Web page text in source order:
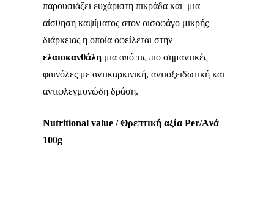
παρουσιάζει ευχάριστη πικράδα και μια
αίσθηση καψίματος στον οισοφάγο μικρής
διάρκειας η οποία οφείλεται στην
ελαιοκανθάλη μια από τις πιο σημαντικές
φαινόλες με αντικαρκινική, αντιοξειδωτική και
αντιφλεγμονώδη δράση.
Νutritional value /Θρεπτική αξία Per/Aνά
100g